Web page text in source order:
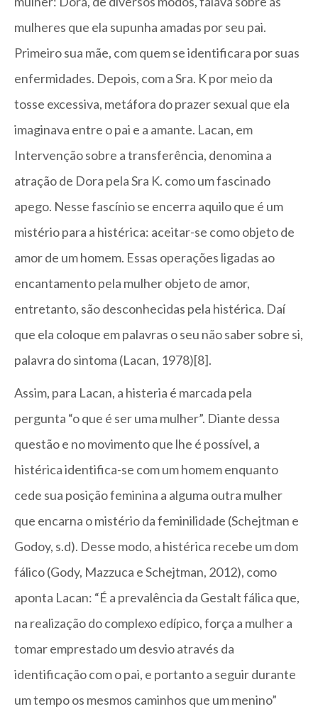
mulheres que ela supunha amadas por seu pai.
Primeiro sua mãe, com quem se identificara por suas
enfermidades. Depois, com a Sra. K por meio da
tosse excessiva, metáfora do prazer sexual que ela
imaginava entre o pai e a amante. Lacan, em
Intervenção sobre a transferência, denomina a
atração de Dora pela Sra K. como um fascinado
apego. Nesse fascínio se encerra aquilo que é um
mistério para a histérica: aceitar-se como objeto de
amor de um homem. Essas operações ligadas ao
encantamento pela mulher objeto de amor,
entretanto, são desconhecidas pela histérica. Daí
que ela coloque em palavras o seu não saber sobre si,
palavra do sintoma (Lacan, 1978)[8].
Assim, para Lacan, a histeria é marcada pela
pergunta “o que é ser uma mulher”. Diante dessa
questão e no movimento que lhe é possível, a
histérica identifica-se com um homem enquanto
cede sua posição feminina a alguma outra mulher
que encarna o mistério da feminilidade (Schejtman e
Godoy, s.d). Desse modo, a histérica recebe um dom
fálico (Gody, Mazzuca e Schejtman, 2012), como
aponta Lacan: “É a prevalência da Gestalt fálica que,
na realização do complexo edípico, força a mulher a
tomar emprestado um desvio através da
identificação com o pai, e portanto a seguir durante
um tempo os mesmos caminhos que um menino”